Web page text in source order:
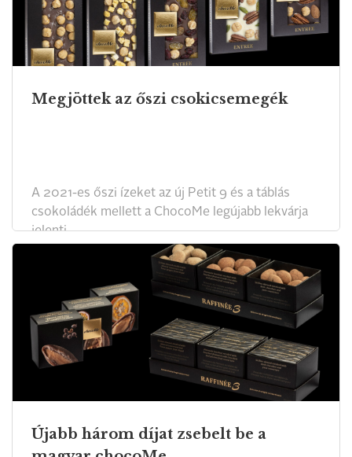
Megjöttek az őszi csokicsemegék
A 2021-es őszi ízeket az új Petit 9 és a táblás
csokoládék mellett a ChocoMe legújabb lekvárja
jelenti.
Újabb három díjat zsebelt be a